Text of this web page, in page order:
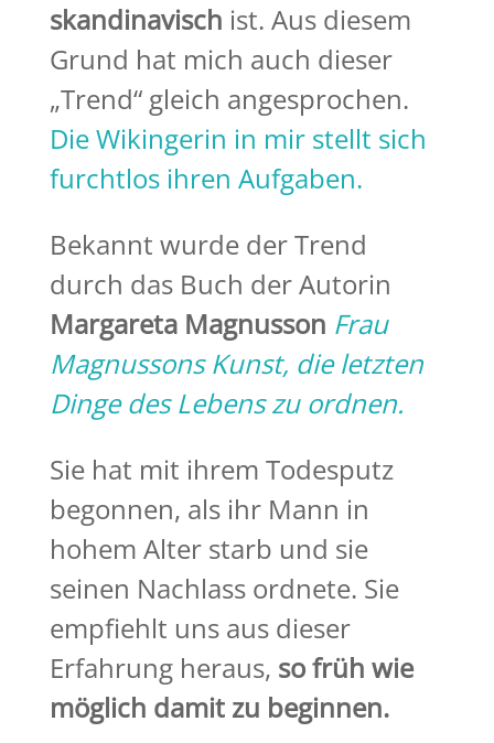
skandinavisch ist. Aus diesem
Grund hat mich auch dieser
„Trend“ gleich angesprochen.
Die Wikingerin in mir stellt sich
furchtlos ihren Aufgaben.
Bekannt wurde der Trend
durch das Buch der Autorin
Margareta Magnusson Frau
Magnussons Kunst, die letzten
Dinge des Lebens zu ordnen.
Sie hat mit ihrem Todesputz
begonnen, als ihr Mann in
hohem Alter starb und sie
seinen Nachlass ordnete. Sie
empfiehlt uns aus dieser
Erfahrung heraus, so früh wie
möglich damit zu beginnen.